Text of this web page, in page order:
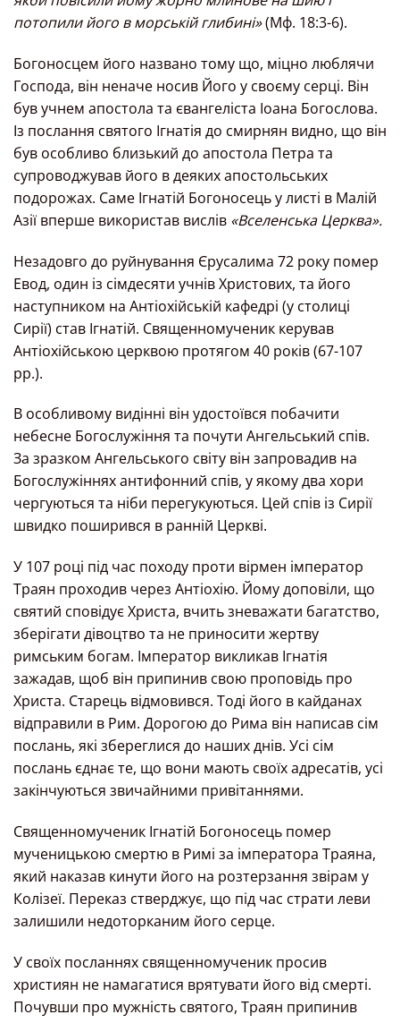
потопили його в морській глибині»(Мф. 18:3-6).
Богоносцем його названо тому що, міцно люблячи
Господа, він неначе носив Його у своєму серці. Він
був учнем апостола та євангеліста Іоана Богослова.
Із послання святого Ігнатія до смирнян видно, що він
був особливо близький до апостола Петра та
супроводжував його в деяких апостольських
подорожах. Саме Ігнатій Богоносець у листі в Малій
Азії вперше використав вислів «Вселенська Церква».
Незадовго до руйнування Єрусалима 72 року помер
Евод, один із сімдесяти учнів Христових, та його
наступником на Антіохійській кафедрі (у столиці
Сирії) став Ігнатій. Священномученик керував
Антіохійською церквою протягом 40 років (67-107
рр.).
В особливому видінні він удостоївся побачити
небесне Богослужіння та почути Ангельський спів.
За зразком Ангельського світу він запровадив на
Богослужіннях антифонний спів, у якому два хори
чергуються та ніби перегукуються. Цей спів із Сирії
швидко поширився в ранній Церкві.
У 107 році під час походу проти вірмен імператор
Траян проходив через Антіохію. Йому доповіли, що
святий сповідує Христа, вчить зневажати багатство,
зберігати дівоцтво та не приносити жертву
римським богам. Імператор викликав Ігнатія
зажадав, щоб він припинив свою проповідь про
Христа. Старець відмовився. Тоді його в кайданах
відправили в Рим. Дорогою до Рима він написав сім
послань, які збереглися до наших днів. Усі сім
послань єднає те, що вони мають своїх адресатів, усі
закінчуються звичайними привітаннями.
Священномученик Ігнатій Богоносець помер
мученицькою смертю в Римі за імператора Траяна,
який наказав кинути його на розтерзання звірам у
Колізеї. Переказ стверджує, що під час страти леви
залишили недоторканим його серце.
У своїх посланнях священномученик просив
християн не намагатися врятувати його від смерті.
Почувши про мужність святого, Траян припинив